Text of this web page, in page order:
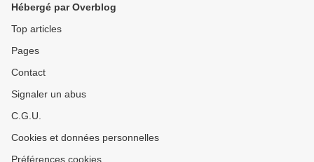
Hébergé par Overblog
Top articles
Pages
Contact
Signaler un abus
C.G.U.
Cookies et données personnelles
Préférences cookies